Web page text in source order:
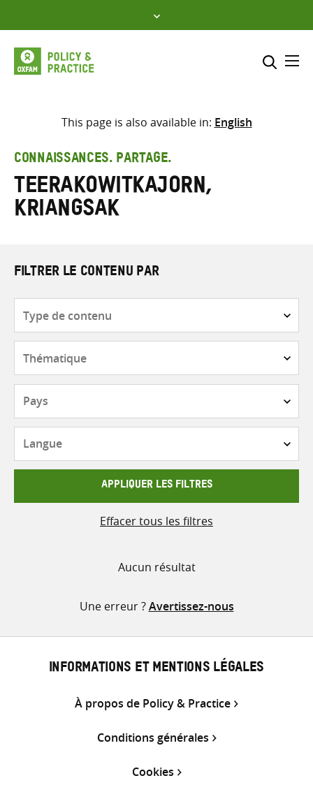
to
content
Sélectionner l’emplacement
Saisir
les
termes
This page is also available in: English
CONNAISSANCES. PARTAGE.
Teerakowitkajorn,
Kriangsak
FILTRER LE CONTENU PAR
contenu
APPLIQUER LES FILTRES
Effacer tous les filtres
Aucun résultat
Une erreur ?Avertissez-nous
INFORMATIONS ET MENTIONS LÉGALES
À propos de Policy & Practice
Conditions générales
Cookies